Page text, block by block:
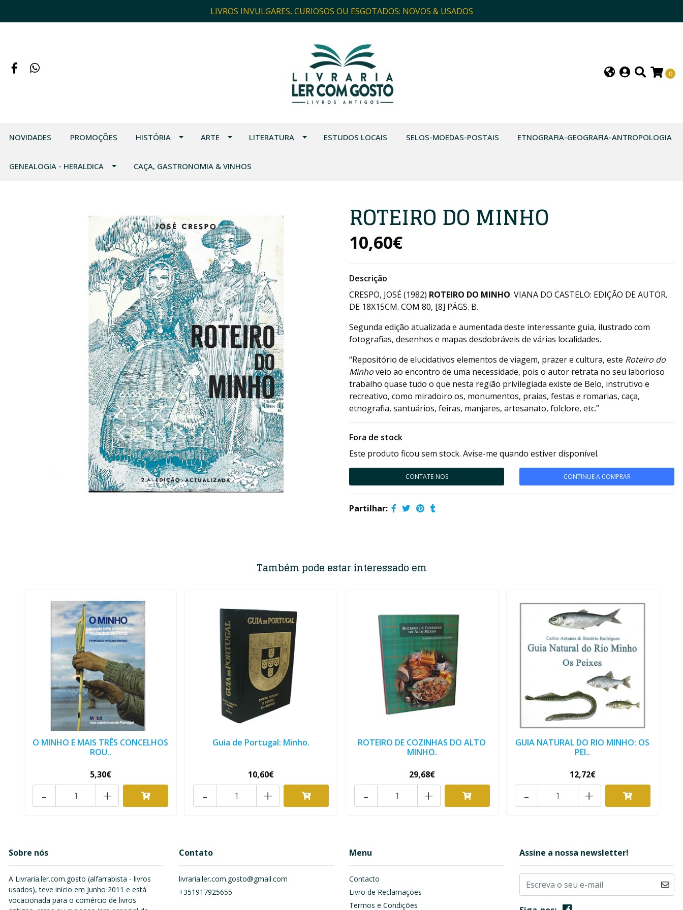
LIVROS INVULGARES, CURIOSOS OU ESGOTADOS: NOVOS & USADOS
0
NOVIDADES PROMOÇÕES HISTÓRIA ARTE LITERATURA ESTUDOS LOCAIS SELOS-MOEDAS-POSTAIS ETNOGRAFIA-GEOGRAFIA-ANTROPOLOGIA
GENEALOGIA - HERALDICA CAÇA, GASTRONOMIA & VINHOS
ROTEIRO DO MINHO
10,60€
Descrição
CRESPO, JOSÉ (1982) ROTEIRO DO MINHO. VIANA DO CASTELO: EDIÇÃO DE AUTOR.
DE 18X15CM. COM 80, [8] PÁGS. B.
Segunda edição atualizada e aumentada deste interessante guia, ilustrado com
fotografias, desenhos e mapas desdobráveis de várias localidades.
“Repositório de elucidativos elementos de viagem, prazer e cultura, este Roteiro do
Minhoveio ao encontro de uma necessidade, pois o autor retrata no seu laborioso
trabalho quase tudo o que nesta região privilegiada existe de Belo, instrutivo e
recreativo, como miradoiro os, monumentos, praias, festas e romarias, caça,
etnografia, santuários, feiras, manjares, artesanato, folclore, etc.”
Fora de stock
Este produto ficou sem stock. Avise-me quando estiver disponível.
CONTATE-NOS CONTINUE A COMPRAR
Partilhar:
Também pode estar interessado em
O MINHO E MAIS TRÊS CONCELHOS
ROU..
5,30€
+
-
Guia de Portugal: Minho.
10,60€
+
-
ROTEIRO DE COZINHAS DO ALTO
MINHO.
29,68€
+
-
GUIA NATURAL DO RIO MINHO: OS
PEI..
12,72€
+
-
Sobre nós
A Livraria.ler.com.gosto (alfarrabista - livros
usados), teve início em Junho 2011 e está
vocacionada para o comércio de livros
Contato
livraria.ler.com.gosto@gmail.com
+351917925655
Menu
Contacto
Livro de Reclamações
Termos e Condições
Assine a nossa newsletter!